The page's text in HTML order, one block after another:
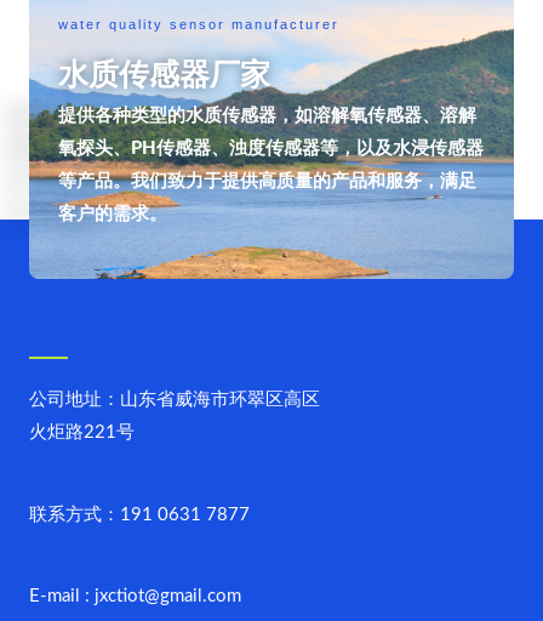
water quality sensor manufacturer
水质传感器厂家
提供各种类型的水质传感器，如溶解氧传感器、溶解
氧探头、PH传感器、浊度传感器等，以及水浸传感器
等产品。我们致力于提供高质量的产品和服务，满足
客户的需求。
公司地址：山东省威海市环翠区高区
火炬路221号
联系方式：191 0631 7877
E-mail : jxctiot@gmail.com